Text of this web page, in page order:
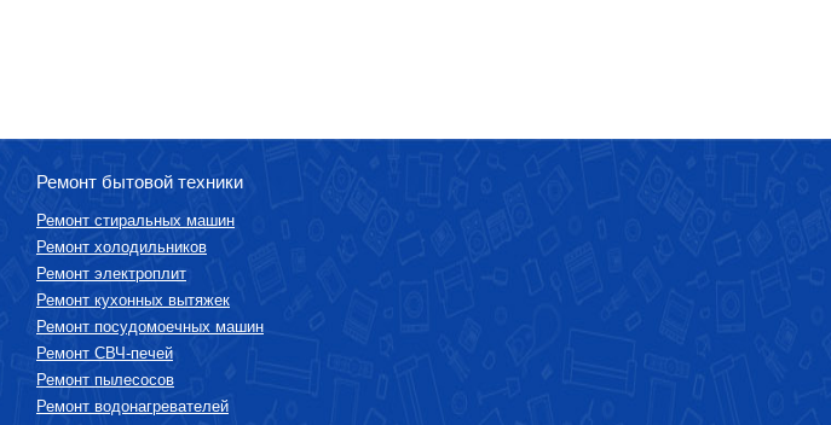
Ремонт бытовой техники
Ремонт стиральных машин
Ремонт холодильников
Ремонт электроплит
Ремонт кухонных вытяжек
Ремонт посудомоечных машин
Ремонт СВЧ-печей
Ремонт пылесосов
Ремонт водонагревателей